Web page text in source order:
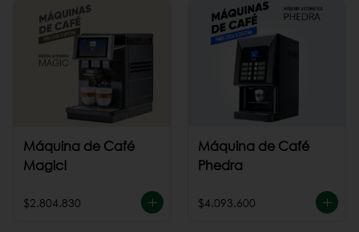
Máquina de Café
Magic!
$2.804.830
Máquina de Café
Phedra
$4.093.600